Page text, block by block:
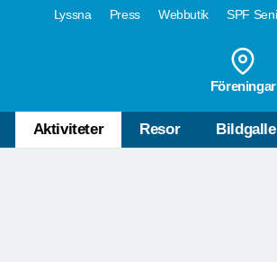
Lyssna Press Webbutik SPF
Föreningar
Aktiviteter Resor